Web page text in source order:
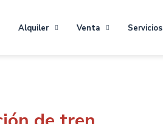
Alquiler Venta Servicios